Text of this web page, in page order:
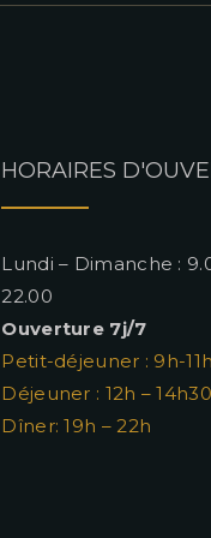
HORAIRES
Lundi – Dimanche :
22.00
Ouverture 7j/7
Petit-déjeuner : 9h-11h
Déjeuner : 12h – 14h30
Dîner: 19h – 22h